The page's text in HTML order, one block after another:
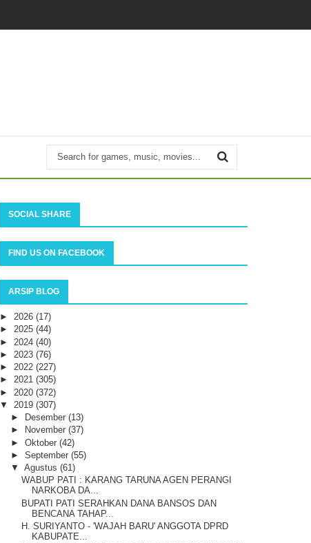
SOCIAL SHARE
FIND US ON FACEBOOK
ARSIP BLOG
► 2026 (17)
► 2025 (44)
► 2024 (40)
► 2023 (76)
► 2022 (227)
► 2021 (305)
► 2020 (372)
▼ 2019 (307)
►
Desember (13)
►
November (37)
► Oktober (42)
► September (55)
▼ Agustus (61)
WABUP PATI : KARANG TARUNA AGEN PERANGI
NARKOBA DA...
BUPATI PATI SERAHKAN DANA BANSOS DAN
BENCANA TAHAP...
H. SURIYANTO - 'WAJAH BARU' ANGGOTA DPRD
KABUPATE...